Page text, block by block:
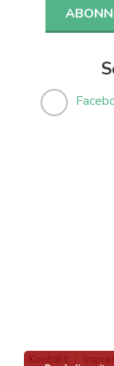
Kontakt